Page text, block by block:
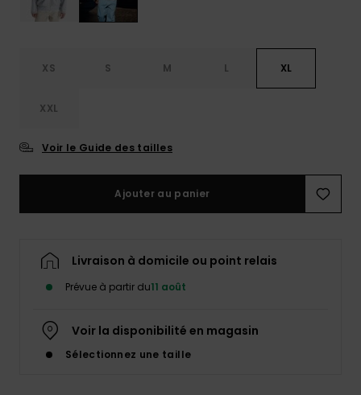
XS S M L XL
XXL
Voir le Guide des tailles
Ajouter au panier
Livraison à domicile ou point relais
Prévue à partir du11 août
Voir la disponibilité en magasin
Sélectionnez une taille